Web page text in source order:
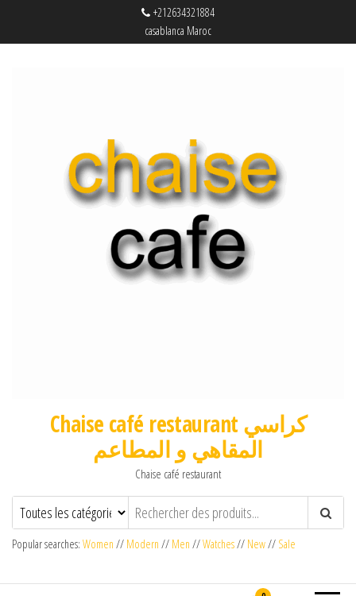
+212634321884
casablanca Maroc
Chaise café restaurant كراسي
المقاهي و المطاعم
Chaise café restaurant
Popular searches: Women // Modern // Men //Watches// New// Sale